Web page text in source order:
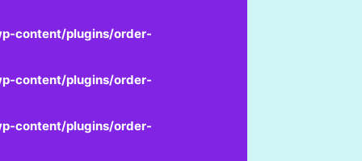
content/plugins/order-
content/plugins/order-
content/plugins/order-